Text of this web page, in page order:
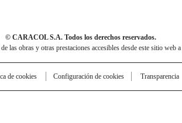
© CARACOL S.A. Todos los derechos reservados.
obras y otras prestaciones accesibles desde este sitio web
de cookies Configuración de cookies Transparencia